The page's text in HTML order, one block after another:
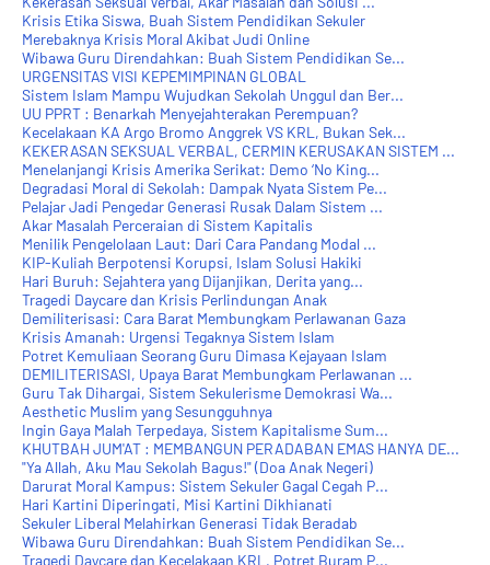
Krisis Etika Siswa, Buah Sistem Pendidikan Sekuler
Merebaknya Krisis Moral Akibat Judi Online
Wibawa Guru Direndahkan: Buah Sistem Pendidikan Se...
URGENSITAS VISI KEPEMIMPINAN GLOBAL
Sistem Islam Mampu Wujudkan Sekolah Unggul dan Ber...
UU PPRT : Benarkah Menyejahterakan Perempuan?
Kecelakaan KA Argo Bromo Anggrek VS KRL, Bukan Sek...
KEKERASAN SEKSUAL VERBAL, CERMIN KERUSAKAN SISTEM ...
Menelanjangi Krisis Amerika Serikat: Demo ‘No King...
Degradasi Moral di Sekolah: Dampak Nyata Sistem Pe...
Pelajar Jadi Pengedar Generasi Rusak Dalam Sistem ...
Akar Masalah Perceraian di Sistem Kapitalis
Menilik Pengelolaan Laut: Dari Cara Pandang Modal ...
KIP-Kuliah Berpotensi Korupsi, Islam Solusi Hakiki
Hari Buruh: Sejahtera yang Dijanjikan, Derita yang...
Tragedi Daycare dan Krisis Perlindungan Anak
Demiliterisasi: Cara Barat Membungkam Perlawanan Gaza
Krisis Amanah: Urgensi Tegaknya Sistem Islam
Potret Kemuliaan Seorang Guru Dimasa Kejayaan Islam
DEMILITERISASI, Upaya Barat Membungkam Perlawanan ...
Guru Tak Dihargai, Sistem Sekulerisme Demokrasi Wa...
Aesthetic Muslim yang Sesungguhnya
Ingin Gaya Malah Terpedaya, Sistem Kapitalisme Sum...
KHUTBAH JUM'AT : MEMBANGUN PERADABAN EMAS HANYA DE...
"Ya Allah, Aku Mau Sekolah Bagus!" (Doa Anak Negeri)
Darurat Moral Kampus: Sistem Sekuler Gagal Cegah P...
Hari Kartini Diperingati, Misi Kartini Dikhianati
Sekuler Liberal Melahirkan Generasi Tidak Beradab
Wibawa Guru Direndahkan: Buah Sistem Pendidikan Se...
Tragedi Daycare dan Kecelakaan KRL, Potret Buram P...